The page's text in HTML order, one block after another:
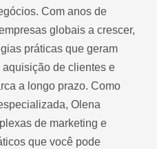
Com anos de
globais a crescer,
práticas que geram
de clientes e
a longo prazo. Como
Olena
de marketing e
que você pode